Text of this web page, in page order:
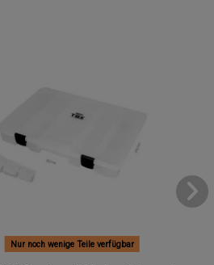
Nur noch wenige Teile verfügbar